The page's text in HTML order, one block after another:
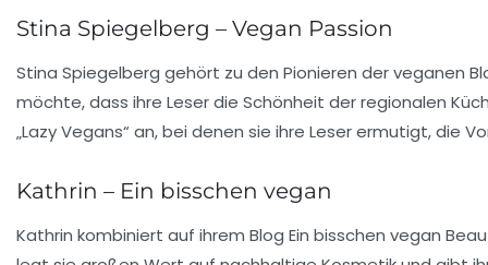
Stina Spiegelberg – Vegan Passion
Stina Spiegelberg gehört zu den Pionieren der veganen
möchte, dass ihre Leser die Schönheit der regionalen
„Lazy Vegans“ an, bei denen sie ihre Leser ermutigt, die
Kathrin – Ein bisschen vegan
Kathrin kombiniert auf ihrem Blog Ein bisschen vegan